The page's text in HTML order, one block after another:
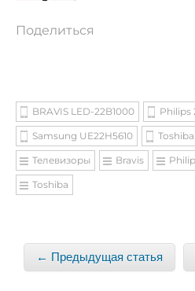
Поделиться
BRAVIS LED-22B1000 Philips
Samsung UE22H5610 Toshiba
Телевизоры Bravis
Toshiba
← Предыдущая статья